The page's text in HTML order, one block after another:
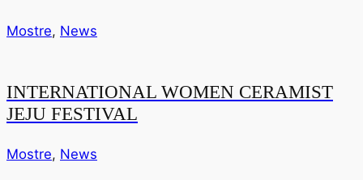
Mostre, News
INTERNATIONAL WOMEN CERAMIST
JEJU FESTIVAL
Mostre, News